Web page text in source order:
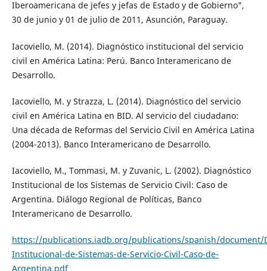
Iberoamericana de jefes y jefas de Estado y de Gobierno",
30 de junio y 01 de julio de 2011, Asunción, Paraguay.
Iacoviello, M. (2014). Diagnóstico institucional del servicio
civil en América Latina: Perú. Banco Interamericano de
Desarrollo.
Iacoviello, M. y Strazza, L. (2014). Diagnóstico del servicio
civil en América Latina en BID. Al servicio del ciudadano:
Una década de Reformas del Servicio Civil en América Latina
(2004-2013). Banco Interamericano de Desarrollo.
Iacoviello, M., Tommasi, M. y Zuvanic, L. (2002). Diagnóstico
Institucional de los Sistemas de Servicio Civil: Caso de
Argentina. Diálogo Regional de Políticas, Banco
Interamericano de Desarrollo.
https://publications.iadb.org/publications/spanish/document/
Institucional-de-Sistemas-de-Servicio-Civil-Caso-de-
Argentina.pdf